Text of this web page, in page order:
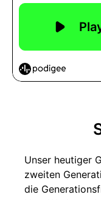
Unser heutiger
zweiten
die